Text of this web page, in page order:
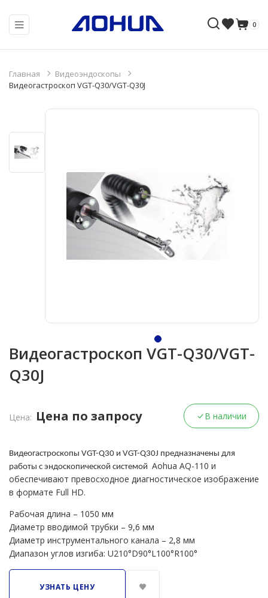
0
Главная
Видеоэндоскопы
Видеогастроскоп VGT-Q30/VGT-Q30J
Видеогастроскоп VGT-Q30/VGT-
Q30J
Цена: Цена по запросу В наличии
Видеогастроскопы VGT-Q30 и VGT-Q30J предназначены для
работы с эндоскопической системой Aohua AQ-110 и
обеспечивают превосходное диагностическое изображение
в формате Full HD.
Рабочая длина – 1050 мм
Диаметр вводимой трубки – 9,6 мм
Диаметр инструментального канала – 2,8 мм
Диапазон углов изгиба: U210°D90°L100°R100°
УЗНАТЬ ЦЕНУ